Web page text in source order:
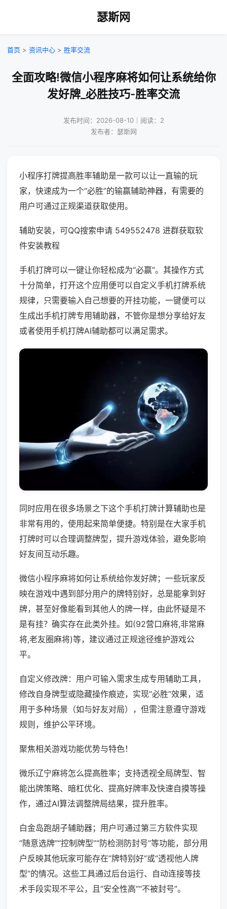
瑟斯网
首页 > 资讯中心 > 胜率交流
全面攻略!微信小程序麻将如何让系统给你
发好牌_必胜技巧-胜率交流
发布时间：2026-08-10｜阅读：2
发布者：瑟斯网
小程序打牌提高胜率辅助是一款可以让一直输的玩
家，快速成为一个“必胜”的输赢辅助神器，有需要的
用户可通过正规渠道获取使用。
辅助安装，可QQ搜索申请 549552478 进群获取软
件安装教程
手机打牌可以一键让你轻松成为“必赢”。其操作方式
十分简单，打开这个应用便可以自定义手机打牌系统
规律，只需要输入自己想要的开挂功能，一键便可以
生成出手机打牌专用辅助器，不管你是想分享给好友
或者使用手机打牌AI辅助都可以满足需求。
同时应用在很多场景之下这个手机打牌计算辅助也是
非常有用的，使用起来简单便捷。特别是在大家手机
打牌时可以合理调整牌型，提升游戏体验，避免影响
好友间互动乐趣。
微信小程序麻将如何让系统给你发好牌；一些玩家反
映在游戏中遇到部分用户的牌特别好，总是能拿到好
牌，甚至好像能看到其他人的牌一样，由此怀疑是不
是有挂？确实存在此类外挂。如(92营口麻将,非常麻
将,老友圈麻将)等，建议通过正规途径维护游戏公
平。
自定义修改牌：用户可输入需求生成专用辅助工具，
修改自身牌型或隐藏操作痕迹，实现“必胜”效果，适
用于多种场景（如与好友对局），但需注意遵守游戏
规则，维护公平环境。
聚焦相关游戏功能优势与特色！
微乐辽宁麻将怎么提高胜率；支持透视全局牌型、智
能出牌策略、暗杠优化、提高好牌率及快速自摸等操
作，通过AI算法调整牌局结果，提升胜率。
白金岛跑胡子辅助器；用户可通过第三方软件实现
“随意选牌”“控制牌型”“防检测防封号”等功能，部分用
户反映其他玩家可能存在“牌特别好”或“透视他人牌
型”的情况。这些工具通过后台运行、自动连接等技
术手段实现不平公，且“安全性高”“不被封号”。